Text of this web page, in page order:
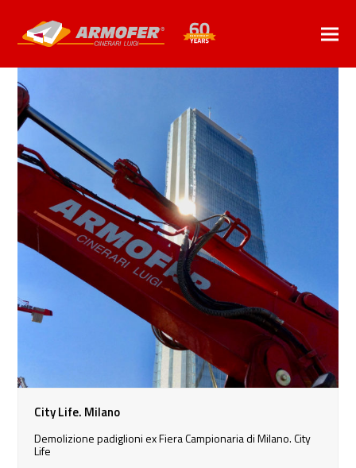
City Life. Milano
Demolizione padiglioni ex Fiera Campionaria di Milano. City
Life